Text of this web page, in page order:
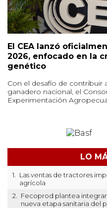
El CEA lanzó
2026, enfocado en la
genético
Con el desafío de contribuir
ganadero nacional, el
Experimentación
LO
1.
Las ventas de tractores
agrícola
2.
Fecoprod plantea
nueva etapa sanitaria del